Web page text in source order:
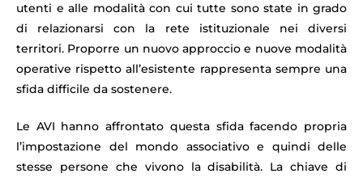
utenti e alle modalità con cui tutte sono state in grado
di relazionarsi con la rete istituzionale nei diversi
territori. Proporre un nuovo approccio e nuove modalità
operative rispetto all’esistente rappresenta sempre una
sfida difficile da sostenere.
Le AVI hanno affrontato questa sfida facendo propria
l’impostazione del mondo associativo e quindi delle
stesse persone che vivono la disabilità. La chiave di